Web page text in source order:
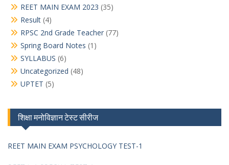
REET MAIN EXAM 2023 (35)
Result (4)
RPSC 2nd Grade Teacher (77)
Spring Board Notes (1)
SYLLABUS (6)
Uncategorized (48)
UPTET (5)
शिक्षा मनोविज्ञान टेस्ट सीरीज
REET MAIN EXAM PSYCHOLOGY TEST-1